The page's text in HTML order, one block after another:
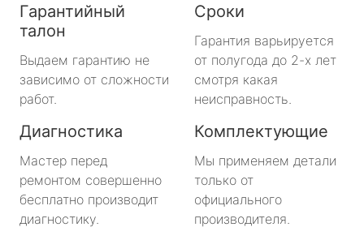
Гарантийный
талон
Выдаем гарантию не
зависимо от сложности
работ.
Сроки
Гарантия варьируется
от полугода до 2-х лет
смотря какая
неисправность.
Диагностика
Мастер перед
ремонтом совершенно
бесплатно производит
диагностику.
Комплектующие
Мы применяем детали
только от
официального
производителя.